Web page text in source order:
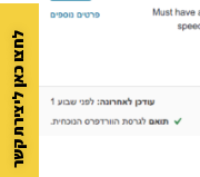
לחצו כאן ליצירת קשר